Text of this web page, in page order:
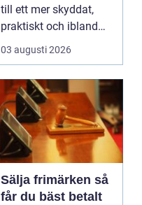
till ett mer skyddat,
praktiskt och ibland
också mer br...
03 augusti 2026
Sälja frimärken så
får du bäst betalt